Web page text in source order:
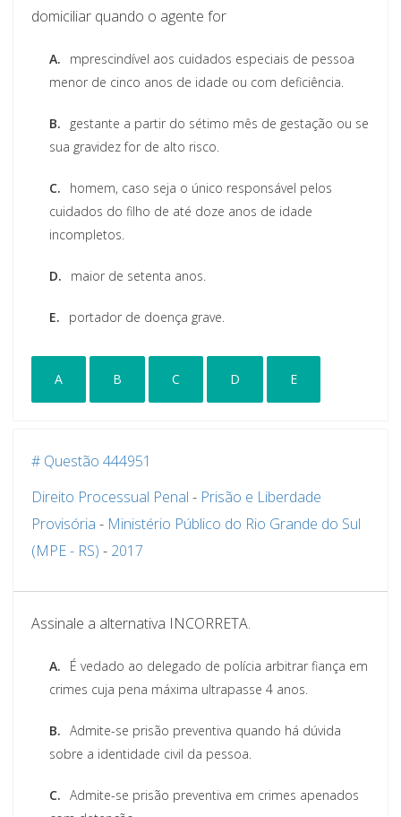
domiciliar quando o agente for
A.
mprescindível aos cuidados especiais de pessoa
menor de cinco anos de idade ou com deficiência.
B.
gestante a partir do sétimo mês de gestação ou se
sua gravidez for de alto risco.
C.
homem, caso seja o único responsável pelos
cuidados do filho de até doze anos de idade
incompletos.
D. maior de setenta anos.
E. portador de doença grave.
A B C D E
# Questão 444951
Direito Processual Penal - Prisão e Liberdade
Provisória - Ministério Público do Rio Grande do Sul
(MPE - RS) - 2017
Assinale a alternativa INCORRETA.
A.
É vedado ao delegado de polícia arbitrar fiança em
crimes cuja pena máxima ultrapasse 4 anos.
B. Admite-se prisão preventiva quando há dúvida
sobre a identidade civil da pessoa.
C. Admite-se prisão preventiva em crimes apenados